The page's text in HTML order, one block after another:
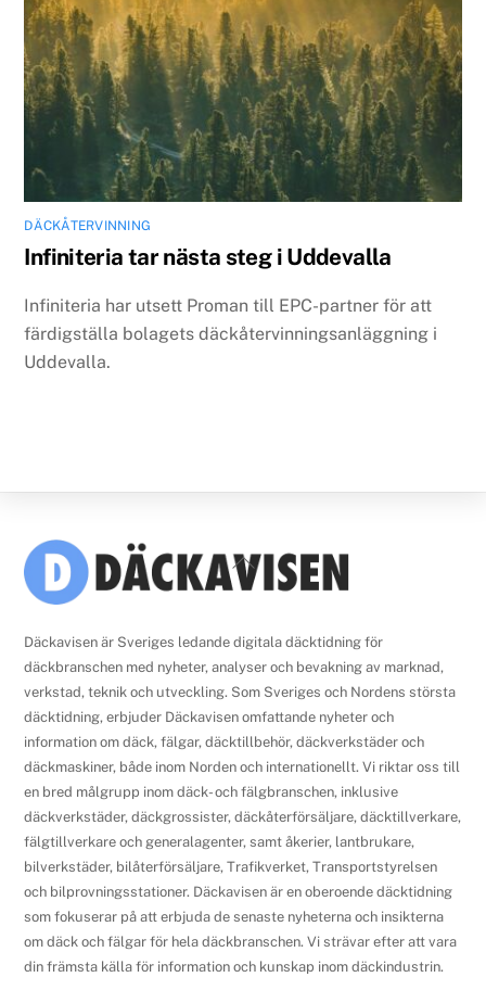
DÄCKÅTERVINNING
Infiniteria tar nästa steg i Uddevalla
Infiniteria har utsett Proman till EPC-partner för att
färdigställa bolagets däckåtervinningsanläggning i
Uddevalla.
Back
To
Däckavisen är Sveriges ledande digitala däcktidning för
däckbranschen med nyheter, analyser och bevakning av marknad,
verkstad, teknik och utveckling. Som Sveriges och Nordens största
däcktidning, erbjuder Däckavisen omfattande nyheter och
information om däck, fälgar, däcktillbehör, däckverkstäder och
däckmaskiner, både inom Norden och internationellt. Vi riktar oss till
en bred målgrupp inom däck- och fälgbranschen, inklusive
däckverkstäder, däckgrossister, däckåterförsäljare, däcktillverkare,
fälgtillverkare och generalagenter, samt åkerier, lantbrukare,
bilverkstäder, bilåterförsäljare, Trafikverket, Transportstyrelsen
och bilprovningsstationer. Däckavisen är en oberoende däcktidning
som fokuserar på att erbjuda de senaste nyheterna och insikterna
om däck och fälgar för hela däckbranschen. Vi strävar efter att vara
din främsta källa för information och kunskap inom däckindustrin.